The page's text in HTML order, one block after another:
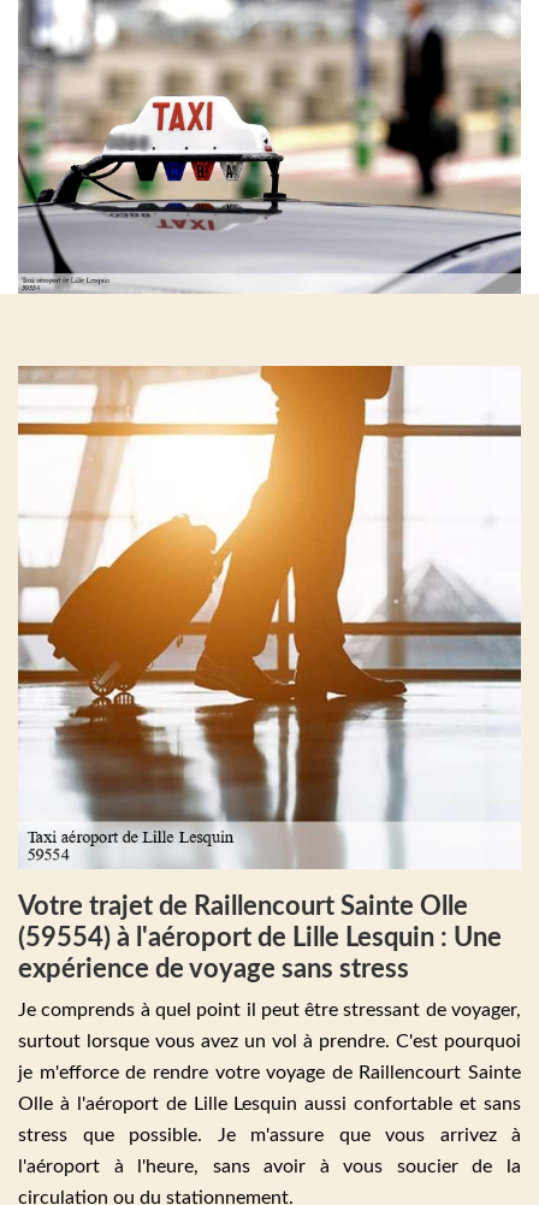
Votre trajet de Raillencourt Sainte Olle
(59554) à l'aéroport de Lille Lesquin : Une
expérience de voyage sans stress
Je comprends à quel point il peut être stressant de voyager,
surtout lorsque vous avez un vol à prendre. C'est pourquoi
je m'efforce de rendre votre voyage de Raillencourt Sainte
Olle à l'aéroport de Lille Lesquin aussi confortable et sans
stress que possible. Je m'assure que vous arrivez à
l'aéroport à l'heure, sans avoir à vous soucier de la
circulation ou du stationnement.